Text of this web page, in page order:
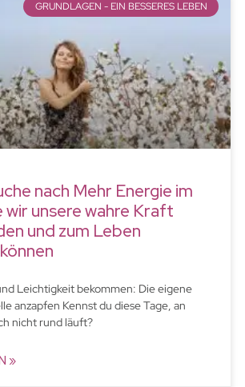
GRUNDLAGEN - EIN BESSERES LEBEN
nach Mehr Energie im
wir unsere wahre Kraft
und zum Leben
Leichtigkeit bekommen: Die eigene
anzapfen Kennst du diese Tage, an
nicht rund läuft?
»